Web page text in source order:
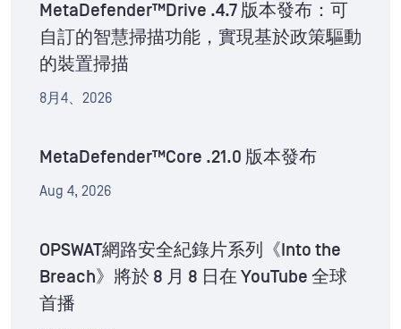
MetaDefender™Drive .4.7 版本發布：可
自訂的智慧掃描功能，實現基於政策驅動
的裝置掃描
8月4、2026
MetaDefender™Core .21.0 版本發布
Aug 4, 2026
OPSWAT網路安全紀錄片系列《Into the
Breach》將於 8 月 8 日在 YouTube 全球
首播